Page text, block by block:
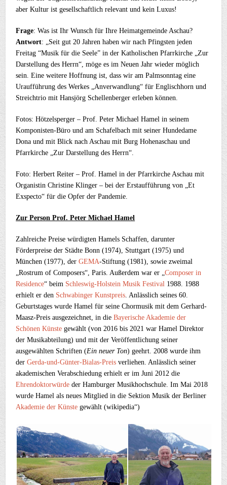
aber Kultur ist gesellschaftlich relevant und kein Luxus!
Frage: Was ist Ihr Wunsch für Ihre Heimatgemeinde Aschau?
Antwort: „Seit gut 20 Jahren haben wir nach Pfingsten jeden
Freitag “Musik für die Seele” in der Katholischen Pfarrkirche „Zur
Darstellung des Herrn“, möge es im Neuen Jahr wieder möglich
sein. Eine weitere Hoffnung ist, dass wir am Palmsonntag eine
Uraufführung des Werkes „Anverwandlung“ für Englischhorn und
Streichtrio mit Hansjörg Schellenberger erleben können.
Fotos: Hötzelsperger – Prof. Peter Michael Hamel in seinem
Komponisten-Büro und am Schafelbach mit seiner Hundedame
Dona und mit Blick nach Aschau mit Burg Hohenaschau und
Pfarrkirche „Zur Darstellung des Herrn“.
Foto: Herbert Reiter – Prof. Hamel in der Pfarrkirche Aschau mit
Organistin Christine Klinger – bei der Erstaufführung von „Et
Exspecto“ für die Opfer der Pandemie.
Zur Person Prof. Peter Michael Hamel
Zahlreiche Preise würdigten Hamels Schaffen, darunter
Förderpreise der Städte Bonn (1974), Stuttgart (1975) und
München (1977), derGEMA-Stiftung (1981), sowie zweimal
„Rostrum of Composers“, Paris. Außerdem war er „Composer in
Residence“ beim Schleswig-Holstein Musik Festival 1988. 1988
erhielt er den Schwabinger Kunstpreis . Anlässlich seines 60.
Geburtstages wurde Hamel für seine Chormusik mit dem Gerhard-
Maasz-Preis ausgezeichnet, in dieBayerische Akademie der
Schönen Künste gewählt (von 2016 bis 2021 war Hamel Direktor
der Musikabteilung) und mit der Veröffentlichung seiner
ausgewählten Schriften (Ein neuer Ton) geehrt. 2008 wurde ihm
derGerda-und-Günter-Bialas-Preis verliehen. Anlässlich seiner
akademischen Verabschiedung erhielt er im Juni 2012 die
Ehrendoktorwürde der Hamburger Musikhochschule. Im Mai 2018
wurde Hamel als neues Mitglied in die Sektion Musik der Berliner
Akademie der Künste gewählt (wikipedia“)